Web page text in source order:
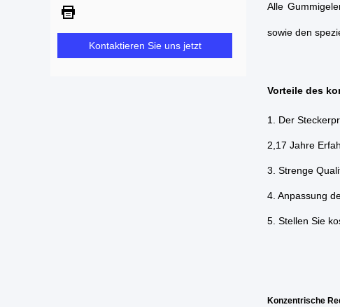
Kontaktieren Sie uns jetzt
Alle
sowie den
Vorteile des
1. Der
2,17 Jahre
3. Strenge
4. Anpassung
5. Stellen Sie
Konzentrische